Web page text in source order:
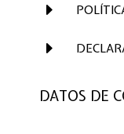
E
E
DATOS DE